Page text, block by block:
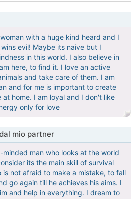
with a huge kind heard and I
evil! Maybe its naive but I
in this world. I also believe in
here, to find it. I love an active
and take care of them. I am
and for me is important to create
home. I am loyal and I don't like
only for love
mio partner
man who looks at the world
its the main skill of survival
is not afraid to make a mistake, to fall
go again till he achieves his aims. I
and help in everything. I dream to